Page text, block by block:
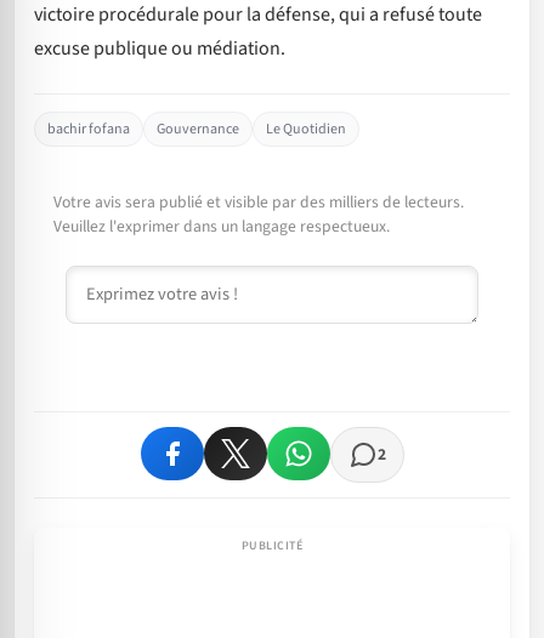
victoire procédurale pour la défense, qui a refusé toute
excuse publique ou médiation.
bachir fofana Gouvernance Le Quotidien
Votre avis sera publié et visible par des milliers de lecteurs.
Veuillez l'exprimer dans un langage respectueux.
Commentaire
2